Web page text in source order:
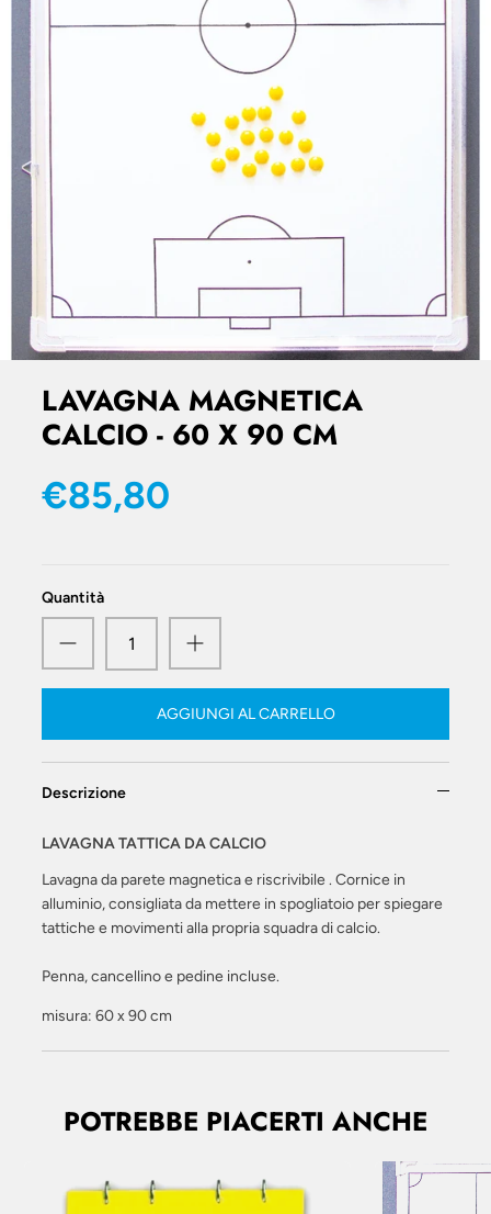
LAVAGNA MAGNETICA
CALCIO - 60 X 90 CM
€85,80
Quantità
AGGIUNGI AL CARRELLO
Descrizione
LAVAGNA TATTICA DA CALCIO
Lavagna da parete magnetica e riscrivibile . Cornice in
alluminio, consigliata da mettere in spogliatoio per spiegare
tattiche e movimenti alla propria squadra di calcio.
Penna, cancellino e pedine incluse.
misura: 60 x 90 cm
POTREBBE PIACERTI ANCHE